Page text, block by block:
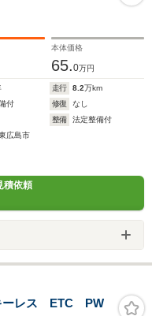
本体価格
65.0万円
走行 8.2万km
付 修復
なし
整備
法定整備付
広島市
積依頼
ーレス ETC PW